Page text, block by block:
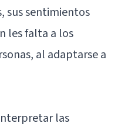
sus sentimientos
les falta a los
al adaptarse a
las